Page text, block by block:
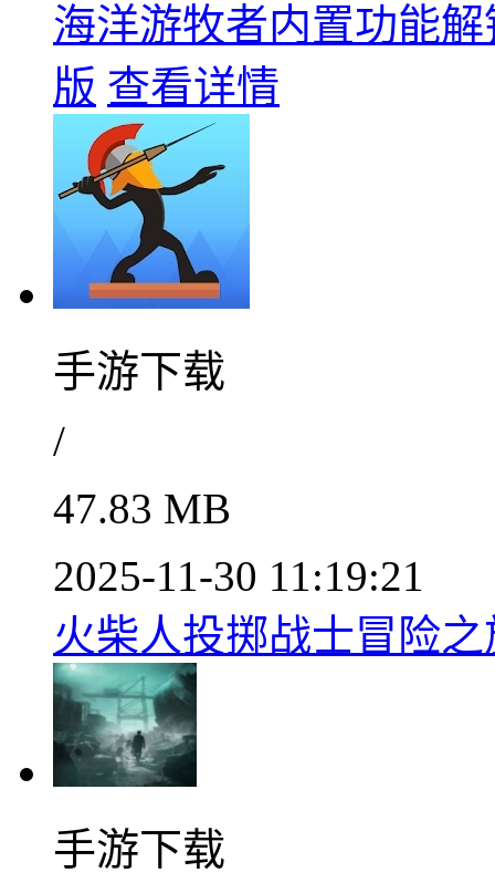
海洋游牧者内置功能
版 查看详情
手游下载
/
47.83 MB
2025-11-30 11:19:21
火柴人投掷战士冒险
手游下载